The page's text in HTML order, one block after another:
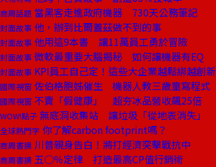
商周話題 當黑客走進政府機器 730天公務筆記
封面故事 他，辦到比爾蓋茲做不到的事
封面故事 他用這9本書 讓11萬員工勇於冒險
封面故事 微軟最重要大腦揭秘 如何讓機器有EQ
封面故事 KPI員工自己定！這些大企業越鬆綁越創新
國際視窗 佐伯格胞姊催生 機器人教三歲童寫程式
國際視窗 不賣「假健康」 超夯冰品營收飆25倍
WOW!點子 無底洞收集站 讓垃圾「從地表消失」
全球熱門字 你了解carbon footprint嗎？
商周書摘 川普親身告白！將打經濟突擊戰抗中
商周書摘 五○％定律 打造最高CP值行銷術